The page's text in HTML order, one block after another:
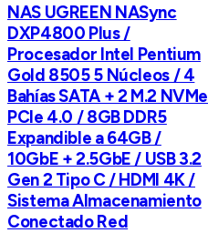
NAS UGREEN NASync
DXP4800 Plus /
Procesador Intel Pentium
Gold 8505 5 Núcleos / 4
Bahías SATA + 2 M.2 NVMe
PCIe 4.0 / 8GB DDR5
Expandible a 64GB /
10GbE + 2.5GbE / USB 3.2
Gen 2 Tipo C / HDMI 4K /
Sistema Almacenamiento
Conectado Red